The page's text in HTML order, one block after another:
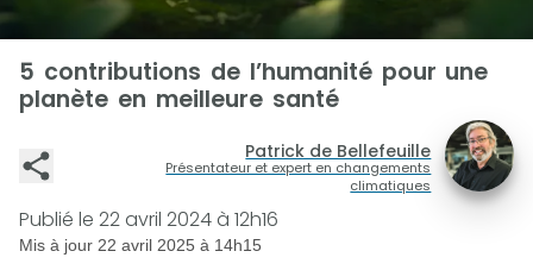
5 contributions de l’humanité pour une
planète en meilleure santé
Patrick de Bellefeuille
Présentateur et expert en changements
climatiques
Publié le 22 avril 2024 à 12h16
Mis à jour 22 avril 2025 à 14h15